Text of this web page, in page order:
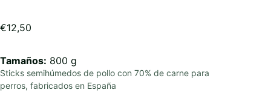
€12,50
Tamaños: 800 g
Sticks semihúmedos de pollo con 70% de carne para
perros, fabricados en España